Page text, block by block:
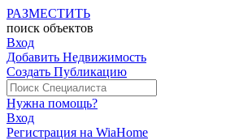
РАЗМЕСТИТЬ
поиск объектов
Вход
Добавить Недвижимость
Создать Публикацию
Нужна помощь?
Вход
Регистрация на WiaHome